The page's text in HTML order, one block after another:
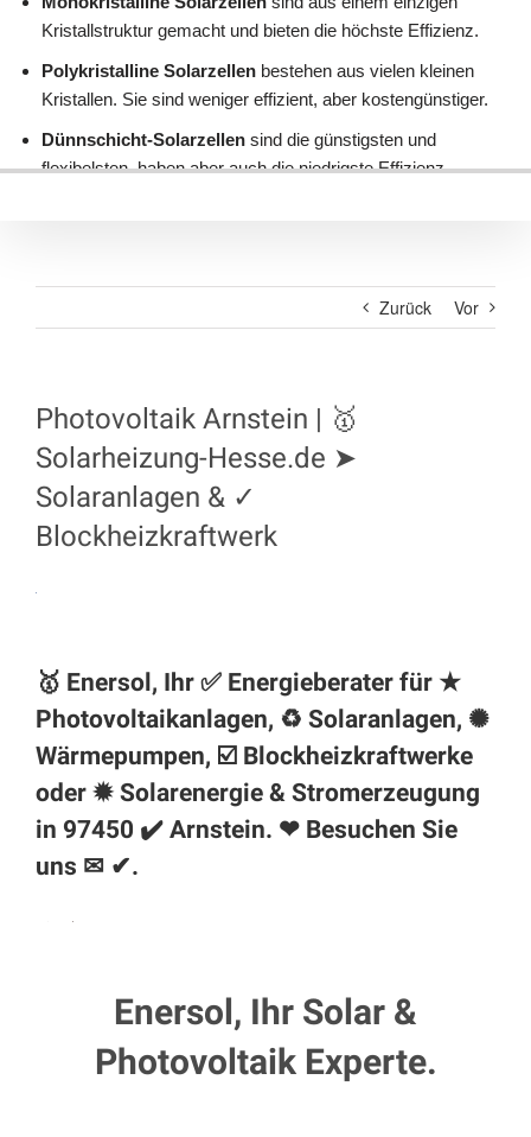
Zurück Vor
Photovoltaik Arnstein | 🥇
Solarheizung-Hesse.de ➤
Solaranlagen & ✓
Blockheizkraftwerk
🥇 Enersol, Ihr ✅ Energieberater für ★
Photovoltaikanlagen, ♻ Solaranlagen, ✺
Wärmepumpen, ☑️ Blockheizkraftwerke
oder ✹ Solarenergie & Stromerzeugung
in 97450 ✔️ Arnstein. ❤ Besuchen Sie
uns ✉ ✔.
Enersol, Ihr Solar &
Photovoltaik Experte.